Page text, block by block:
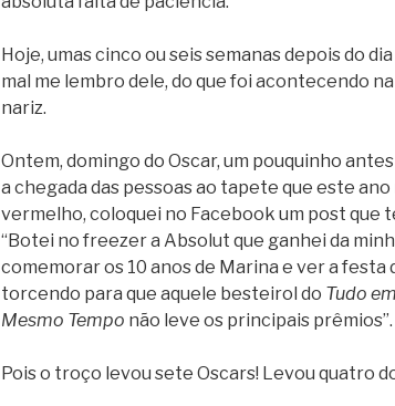
Hoje, umas cinco ou seis semanas depois do
mal me lembro dele, do que foi acontecendo
nariz.
Ontem, domingo do Oscar, um pouquinho
a chegada das pessoas ao tapete que este ano
vermelho, coloquei no Facebook um post que
“Botei no freezer a Absolut que ganhei da
comemorar os 10 anos de Marina e ver a festa
torcendo para que aquele besteirol do Tudo
Mesmo Tempo não leve os principais prêmios”.
Pois o troço levou sete Oscars! Levou quatro